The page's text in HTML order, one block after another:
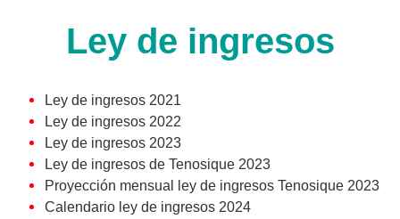
Ley de ingresos
Ley de ingresos 2021
Ley de ingresos 2022
Ley de ingresos 2023
Ley de ingresos de Tenosique 2023
Proyección mensual ley de ingresos Tenosique 2023
Calendario ley de ingresos 2024